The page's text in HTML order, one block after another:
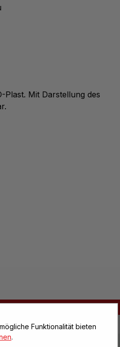
Mit Darstellung des
Infos
Funktionalität bieten
.